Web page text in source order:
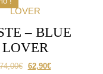
– BLUE
LOVER
€ 62,90€